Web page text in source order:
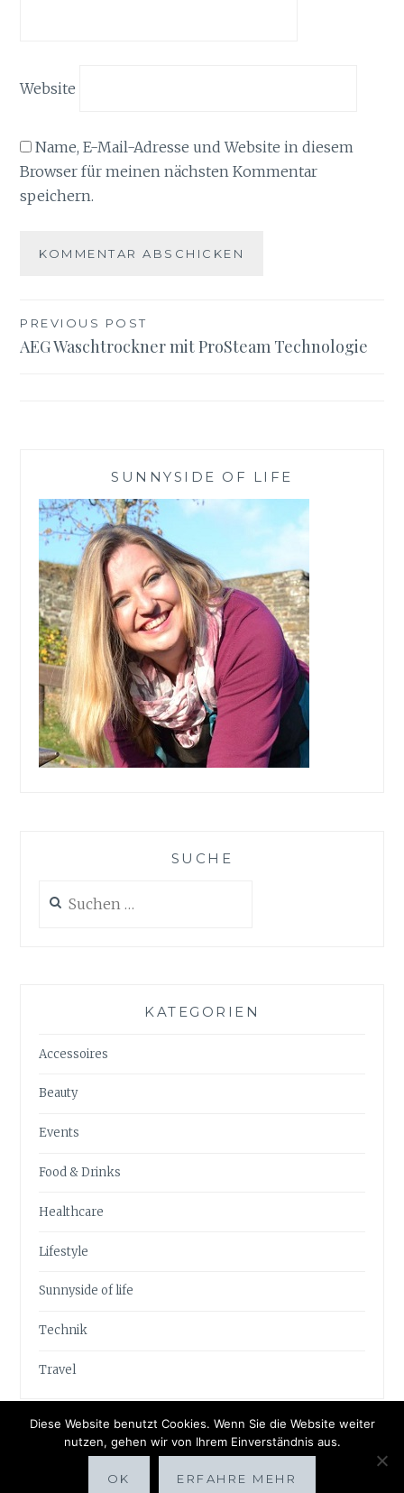
Website
Name, E-Mail-Adresse und Website in diesem
Browser für meinen nächsten Kommentar
speichern.
Beitragsnavigation
PREVIOUS POST
AEG Waschtrockner mit ProSteam Technologie
SUNNYSIDE OF LIFE
SUCHE
nach:
KATEGORIEN
Accessoires
Beauty
Events
Food & Drinks
Healthcare
Lifestyle
Sunnyside of life
Technik
Travel
Diese Website benutzt Cookies. Wenn Sie die Website weiter
nutzen, gehen wir von Ihrem Einverständnis aus.
OK ERFAHRE MEHR